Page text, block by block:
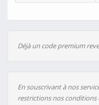
Déjà un code premium
En souscrivant à nos
restrictions nos